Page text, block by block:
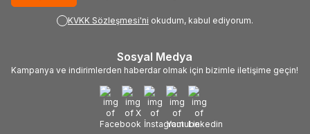
KVKK Sözleşmesi'ni okudum, kabul ediyorum.
Sosyal Medya
Kampanya ve indirimlerden haberdar olmak için bizimle iletişime geçin!